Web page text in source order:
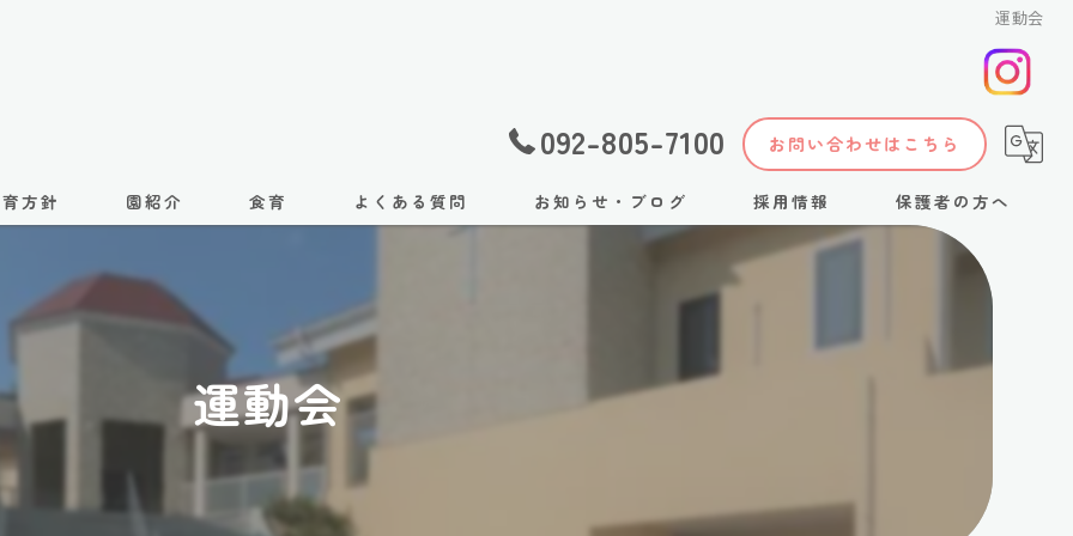
運動会
092-805-7100 お問い合わせはこちら
方針 園紹介
施設紹介
國友体育教室
サッカークラブ
食育 よくある質問 お知らせ・ブログ 採用情報 保護者の方へ
運動会